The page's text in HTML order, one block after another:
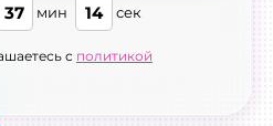
37 мин 13 сек
с политикой